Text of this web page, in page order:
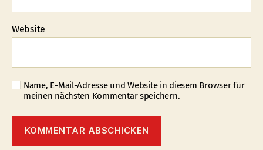
Website
Name, E-Mail-Adresse und Website in diesem Browser für
meinen nächsten Kommentar speichern.